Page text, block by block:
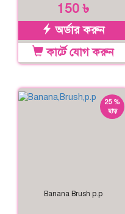
150 ৳
অর্ডার করুন
কার্টে যোগ করুন
25 %
ছাড়
Banana Brush p.p